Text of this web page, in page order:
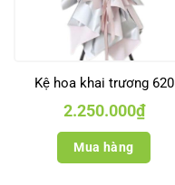
Kệ hoa khai trương 620
2.250.000₫
Mua hàng